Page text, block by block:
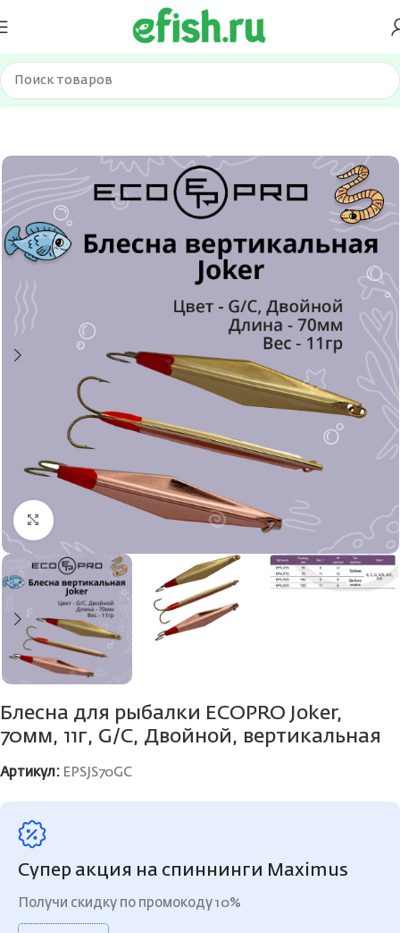
Главная Приманки Блесна
Нажмите, чтобы увеличить
Блесна для рыбалки ECOPRO Joker,
70мм, 11г, G/C, Двойной, вертикальная
Артикул: EPSJS70GC
Супер акция на спиннинги Maximus
Получи скидку по промокоду 10%